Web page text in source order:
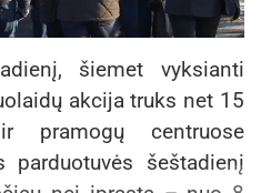
šiemet vyksianti
akcija truks net 15
pramogų centruose
parduotuvės šeštadienį